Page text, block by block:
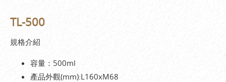
TL-500
規格介紹
容量：500ml
產品外觀(mm):L160xM68